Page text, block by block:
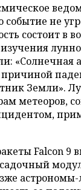
событие не
состоит в
«Солнечная
Земли».
метеоров,
Falcon 9